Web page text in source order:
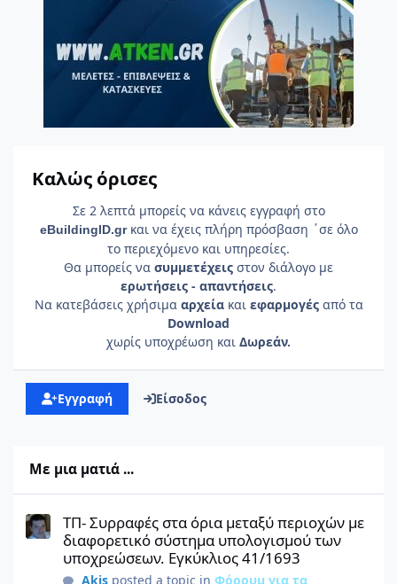
Καλώς όρισες
Σε 2 λεπτά μπορείς να κάνεις εγγραφή στο
eBuildingID.gr και να έχεις πλήρη πρόσβαση ΄σε όλο
το περιεχόμενο και υπηρεσίες.
Θα μπορείς να συμμετέχεις στον διάλογο με
ερωτήσεις - απαντήσεις.
Να κατεβάσεις χρήσιμα αρχείακαι εφαρμογέςαπό τα
Download
χωρίς υποχρέωση και Δωρεάν.
Εγγραφή Είσοδος
Με μια ματιά ...
ΤΠ- Συρραφές στα όρια μεταξύ περιοχών με
διαφορετικό σύστημα υπολογισμού των
υποχρεώσεων. Εγκύκλιος 41/1693
Akisposted a topic in Φόρουμ για τα